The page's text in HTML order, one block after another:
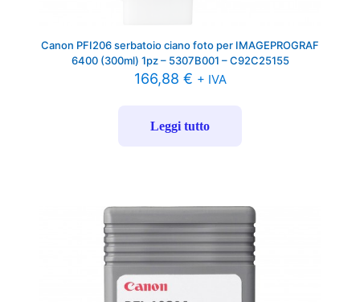
Canon PFI206 serbatoio ciano foto per IMAGEPROGRAF
6400 (300ml) 1pz – 5307B001 – C92C25155
166,88 € + IVA
Leggi tutto